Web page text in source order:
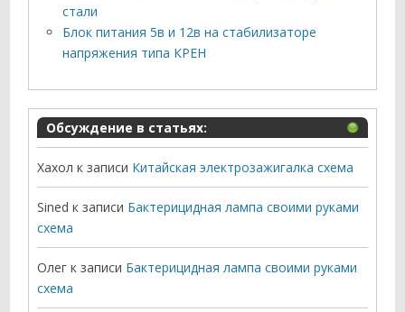
стали
Блок питания 5в и 12в на стабилизаторе
напряжения типа КРЕН
Обсуждение в статьях:
Хахол к записи Китайская электрозажигалка схема
Sined к записи Бактерицидная лампа своими руками
схема
Олег к записи Бактерицидная лампа своими руками
схема